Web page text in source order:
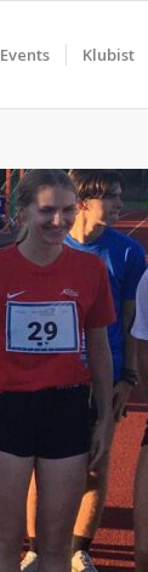
Events Klubist